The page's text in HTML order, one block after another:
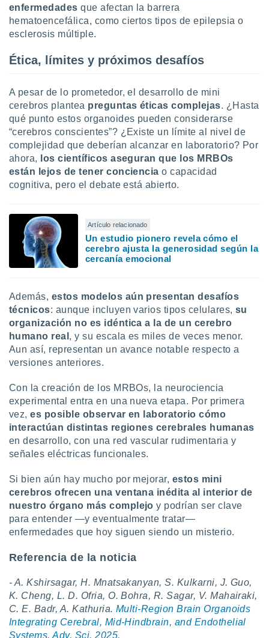
enfermedades que afectan la barrera
hematoencefálica, como ciertos tipos de epilepsia o
esclerosis múltiple.
Ética, límites y próximos desafíos
A pesar de lo prometedor, el desarrollo de mini
cerebros plantea preguntas éticas complejas. ¿Hasta
qué punto estos organoides pueden considerarse
“cerebros conscientes”? ¿Existe un límite al nivel de
complejidad que deberían alcanzar en laboratorio? Por
ahora,
los científicos aseguran que los MRBOs
están lejos de tener conciencia o capacidad
cognitiva, pero el debate está abierto.
Artículo relacionado
Un estudio pionero revela cómo el
cerebro ajusta la generosidad según la
cercanía emocional
Además, estos modelos aún presentan desafíos
técnicos: aunque incluyen varios tipos celulares,su
organización no es idéntica a la de un cerebro
humano real , y su escala es miles de veces menor.
Aun así, representan un avance notable respecto a
versiones anteriores.
Con la creación de los MRBOs, la neurociencia
experimental entra en una nueva etapa. Por primera
vez,es posible observar en laboratorio cómo
interactúan distintas regiones cerebrales humanas
en desarrollo, con una red vascular rudimentaria y
señales eléctricas funcionales.
Si bien aún hay mucho por mejorar, estos mini
cerebros ofrecen una ventana inédita al interior de
nuestro órgano más complejo y podrían ser clave
para entender —y eventualmente tratar—
enfermedades que hoy siguen siendo un misterio.
Referencia de la noticia
- A. Kshirsagar, H. Mnatsakanyan, S. Kulkarni, J. Guo,
K. Cheng, L. D. Ofria, O. Bohra, R. Sagar, V. Mahairaki,
C. E. Badr, A. Kathuria. Multi-Region Brain Organoids
Integrating Cerebral, Mid-Hindbrain, and Endothelial
Systems. Adv. Sci. 2025.